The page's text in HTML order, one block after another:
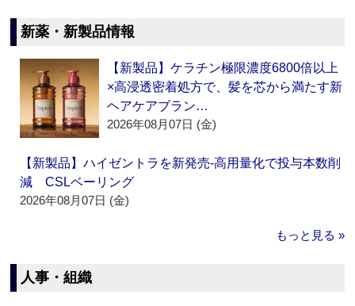
新薬・新製品情報
【新製品】ケラチン極限濃度6800倍以上
×高浸透密着処方で、髪を芯から満たす新
ヘアケアブラン…
2026年08月07日 (金)
【新製品】ハイゼントラを新発売‐高用量化で投与本数削
減 CSLベーリング
2026年08月07日 (金)
もっと見る »
人事・組織